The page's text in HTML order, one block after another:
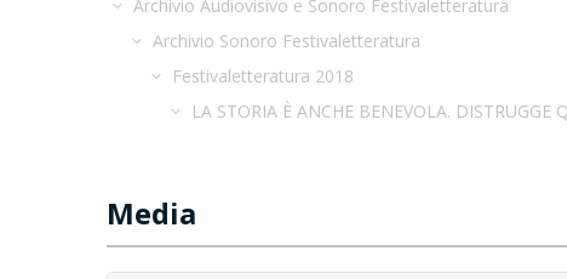
Archivio Audiovisivo e Sonoro Festivaletteratura
Archivio Sonoro Festivaletteratura
Festivaletteratura 2018
LA STORIA È ANCHE BENEVOLA.
Media